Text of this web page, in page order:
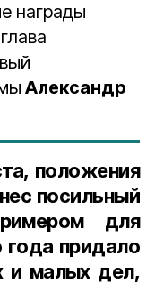
награды
Александр
положения
посильный
для
придало
и малых дел,